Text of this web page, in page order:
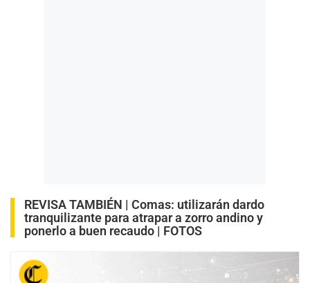
REVISA TAMBIÉN | Comas: utilizarán dardo
tranquilizante para atrapar a zorro andino y
ponerlo a buen recaudo | FOTOS